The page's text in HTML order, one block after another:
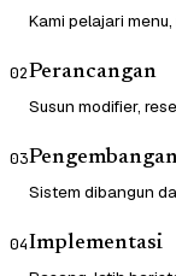
Kami pelajari
02Perancangan
Susun modifier,
03
Sistem dibangun
04Implementasi